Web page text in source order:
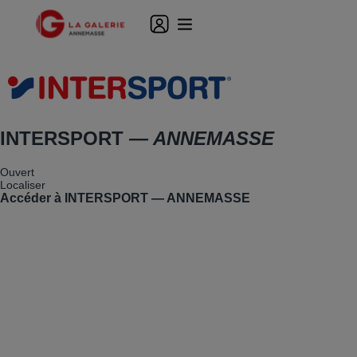
INTERSPORT — ANNEMASSE
Ouvert
Localiser
Accéder à INTERSPORT — ANNEMASSE